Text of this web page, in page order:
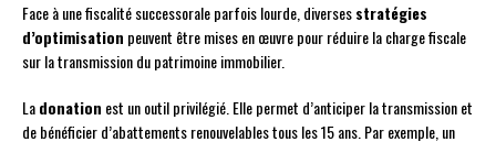
Face à une fiscalité successorale parfois lourde, diversesstratégies
d’optimisation peuvent être mises en œuvre pour réduire la charge fiscale
sur la transmission du patrimoine immobilier.
Ladonation est un outil privilégié. Elle permet d’anticiper la transmission et
de bénéficier d’abattements renouvelables tous les 15 ans. Par exemple, un